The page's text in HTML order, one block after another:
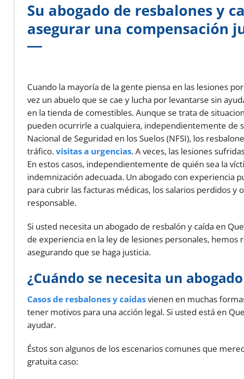
Su abogado de resbalones y
asegurar una compensación
Cuando la mayoría de la gente piensa en las lesiones
vez un abuelo que se cae y lucha por levantarse sin
en la tienda de comestibles. Aunque se trata de
pueden ocurrirle a cualquiera, independientemente de
Nacional de Seguridad en los Suelos (NFSI), los
tráfico.visitas a urgencias. A veces, las lesiones
En estos casos, independientemente de quién sea la
indemnización adecuada. Un abogado con experiencia
para cubrir las facturas médicas, los salarios perdidos
responsable.
Si usted necesita un abogado de resbalón y caída en
de experiencia en la ley de lesiones personales,
asegurando que se haga justicia.
¿Cuándo se necesita un
Casos de resbalones y caídasvienen en muchas
tener motivos para una acción legal. Si usted está en
ayudar.
Éstos son algunos de los escenarios comunes que
gratuita caso: